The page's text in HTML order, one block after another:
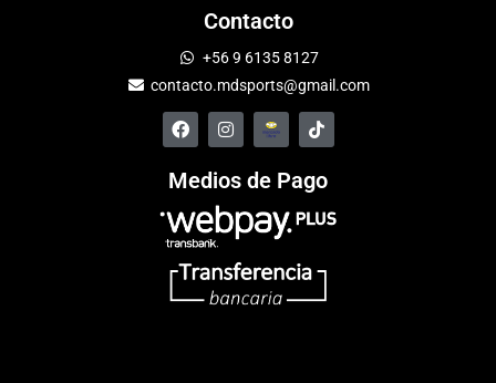
Contacto
+56 9 6135 8127
contacto.mdsports@gmail.com
Medios de Pago